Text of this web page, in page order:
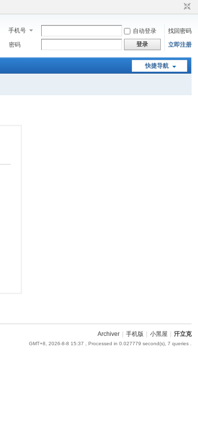
手机号 自动登录
找回密码
密码
登录 立即注册
快捷导航
Archiver 手机版 小黑屋 汗立克
GMT+8, 2026-8-8 15:37 , Processed in 0.027779 second(s), 7 queries .